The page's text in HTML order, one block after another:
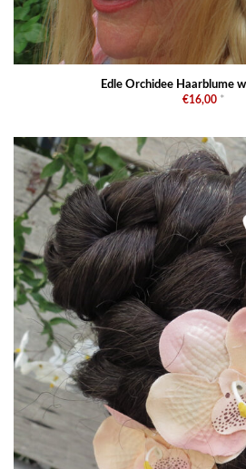
Edle Orchidee Haarblume
€16,00 *